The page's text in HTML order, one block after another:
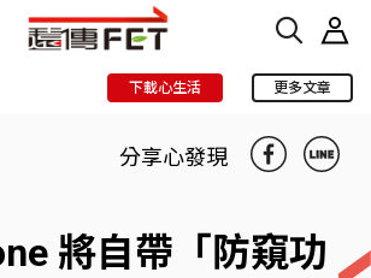
下載心生活 更多文章
分享心發現
將自帶「防窺功